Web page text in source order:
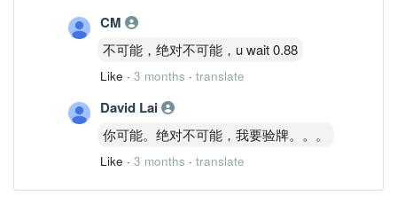
CM
不可能，绝对不可能，u wait 0.88
Like · 3 months · translate
David Lai
你可能。绝对不可能，我要验牌。。。
Like · 3 months · translate